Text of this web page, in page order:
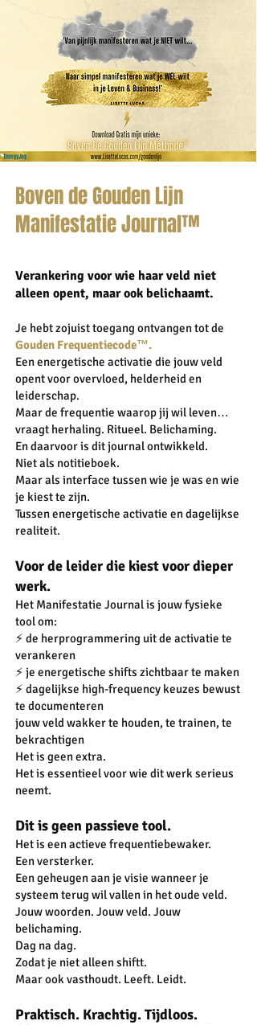
Boven de Gouden Lijn
Manifestatie Journal™
Verankering voor wie haar veld niet
alleen opent, maar ook belichaamt.
Je hebt zojuist toegang ontvangen tot de
Gouden Frequentiecode™.
Een energetische activatie die jouw veld
opent voor overvloed, helderheid en
leiderschap.
Maar de frequentie waarop jij wil leven…
vraagt herhaling. Ritueel. Belichaming.
En daarvoor is dit journal ontwikkeld.
Niet als notitieboek.
Maar als interface tussen wie je was en wie
je kiest te zijn.
Tussen energetische activatie en dagelijkse
realiteit.
Voor de leider die kiest voor dieper
werk.
Het Manifestatie Journal is jouw fysieke
tool om:
⚡️ de herprogrammering uit de activatie te
verankeren
⚡️ je energetische shifts zichtbaar te maken
⚡️ dagelijkse high-frequency keuzes bewust
te documenteren
jouw veld wakker te houden, te trainen, te
bekrachtigen
Het is geen extra.
Het is essentieel voor wie dit werk serieus
neemt.
Dit is geen passieve tool.
Het is een actieve frequentiebewaker.
Een versterker.
Een geheugen aan je visie wanneer je
systeem terug wil vallen in het oude veld.
Jouw woorden. Jouw veld. Jouw
belichaming.
Dag na dag.
Zodat je niet alleen shiftt.
Maar ook vasthoudt. Leeft. Leidt.
Praktisch. Krachtig. Tijdloos.